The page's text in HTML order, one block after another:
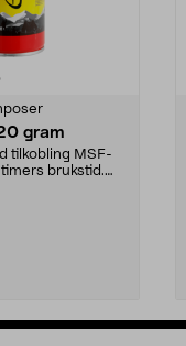
anmeldelser
gram
tilkobling MSF-
brukstid.
5 stjerner